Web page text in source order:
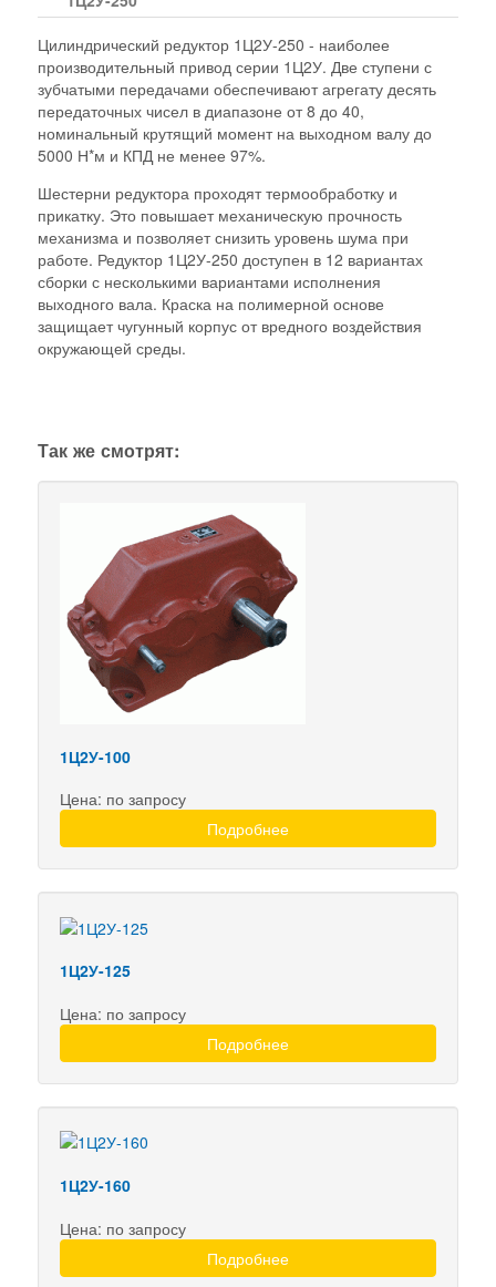
Цилиндрический редуктор 1Ц2У-250 - наиболее
производительный привод серии 1Ц2У. Две ступени с
зубчатыми передачами обеспечивают агрегату десять
передаточных чисел в диапазоне от 8 до 40,
номинальный крутящий момент на выходном валу до
5000 Н*м и КПД не менее 97%.
Шестерни редуктора проходят термообработку и
прикатку. Это повышает механическую прочность
механизма и позволяет снизить уровень шума при
работе. Редуктор 1Ц2У-250 доступен в 12 вариантах
сборки с несколькими вариантами исполнения
выходного вала. Краска на полимерной основе
защищает чугунный корпус от вредного воздействия
окружающей среды.
Так же смотрят:
1Ц2У-100
Цена: по запросу
Подробнее
1Ц2У-125
Цена: по запросу
Подробнее
1Ц2У-160
Цена: по запросу
Подробнее